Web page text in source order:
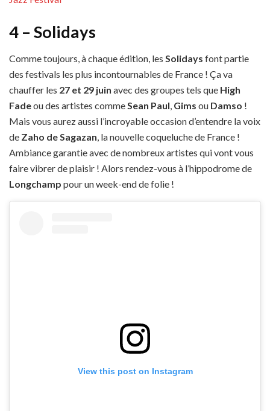
4 – Solidays
Comme toujours, à chaque édition, les Solidays font partie
des festivals les plus incontournables de France ! Ça va
chauffer les 27 et 29 juin avec des groupes tels que High
Fadeou des artistes commeSean Paul, Gims ou Damso !
Mais vous aurez aussi l’incroyable occasion d’entendre la voix
de Zaho de Sagazan, la nouvelle coqueluche de France !
Ambiance garantie avec de nombreux artistes qui vont vous
faire vibrer de plaisir ! Alors rendez-vous à l’hippodrome de
Longchamp pour un week-end de folie !
View this post on Instagram